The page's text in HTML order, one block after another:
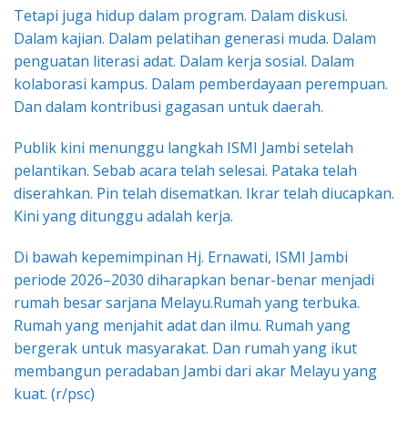
Tetapi juga hidup dalam program. Dalam diskusi.
Dalam kajian. Dalam pelatihan generasi muda. Dalam
penguatan literasi adat. Dalam kerja sosial. Dalam
kolaborasi kampus. Dalam pemberdayaan perempuan.
Dan dalam kontribusi gagasan untuk daerah.
Publik kini menunggu langkah ISMI Jambi setelah
pelantikan. Sebab acara telah selesai. Pataka telah
diserahkan. Pin telah disematkan. Ikrar telah diucapkan.
Kini yang ditunggu adalah kerja.
Di bawah kepemimpinan Hj. Ernawati, ISMI Jambi
periode 2026–2030 diharapkan benar-benar menjadi
rumah besar sarjana Melayu.Rumah yang terbuka.
Rumah yang menjahit adat dan ilmu. Rumah yang
bergerak untuk masyarakat. Dan rumah yang ikut
membangun peradaban Jambi dari akar Melayu yang
kuat. (r/psc)